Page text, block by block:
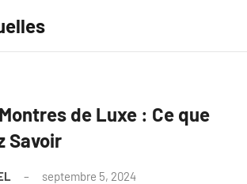
de Luxe : Ce que
Savoir
septembre 5, 2024